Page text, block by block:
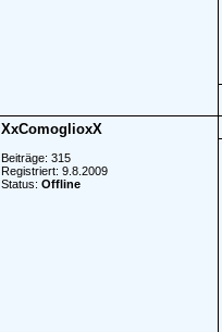
XxComoglioxX
Beiträge: 315
Registriert: 9.8.2009
Status: Offline